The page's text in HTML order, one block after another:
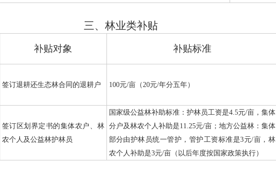
三、林业类补贴
补贴对象 补贴标准
签订退耕还生态林合同的退耕户 100元/亩（ 20元/年分五年）
签订区划界定书的集体农户、林
农个人及公益林护林员
国家级公益林补助标准：护林员工资是4.5元/亩，集体
分户及林农个人补助是11.25元/亩；地方公益林：集体
部分由护林员统一管护，管护工资标准是3元/亩，林
农个人补助是3元/亩（以后年度按国家政策执行）